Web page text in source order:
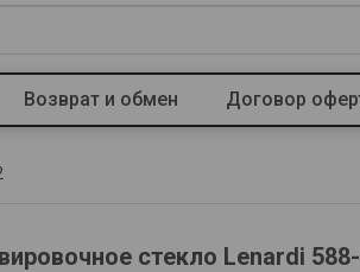
Возврат и обмен Договор
стекло Lenardi